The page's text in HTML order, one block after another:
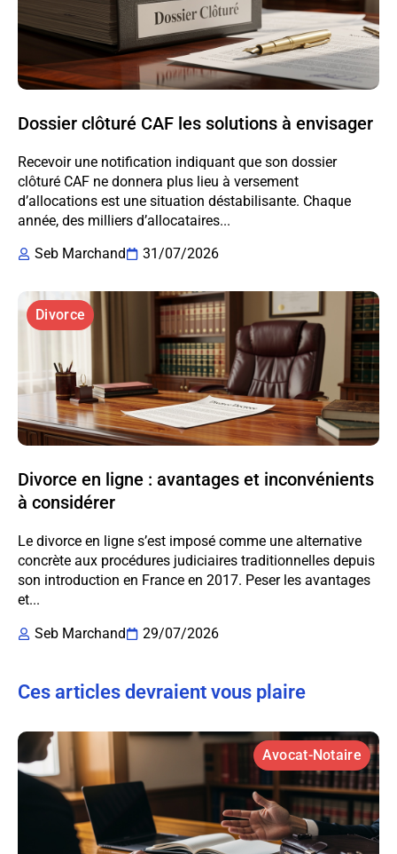
Dossier clôturé CAF les solutions à envisager
Recevoir une notification indiquant que son dossier
clôturé CAF ne donnera plus lieu à versement
d’allocations est une situation déstabilisante. Chaque
année, des milliers d’allocataires...
Seb Marchand
31/07/2026
Divorce
Divorce en ligne : avantages et inconvénients
à considérer
Le divorce en ligne s’est imposé comme une alternative
concrète aux procédures judiciaires traditionnelles depuis
son introduction en France en 2017. Peser les avantages
et...
Seb Marchand
29/07/2026
Ces articles devraient vous plaire
Avocat-Notaire